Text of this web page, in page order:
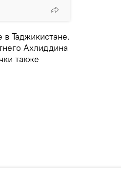
Таджикистане.
Ахлиддина
также